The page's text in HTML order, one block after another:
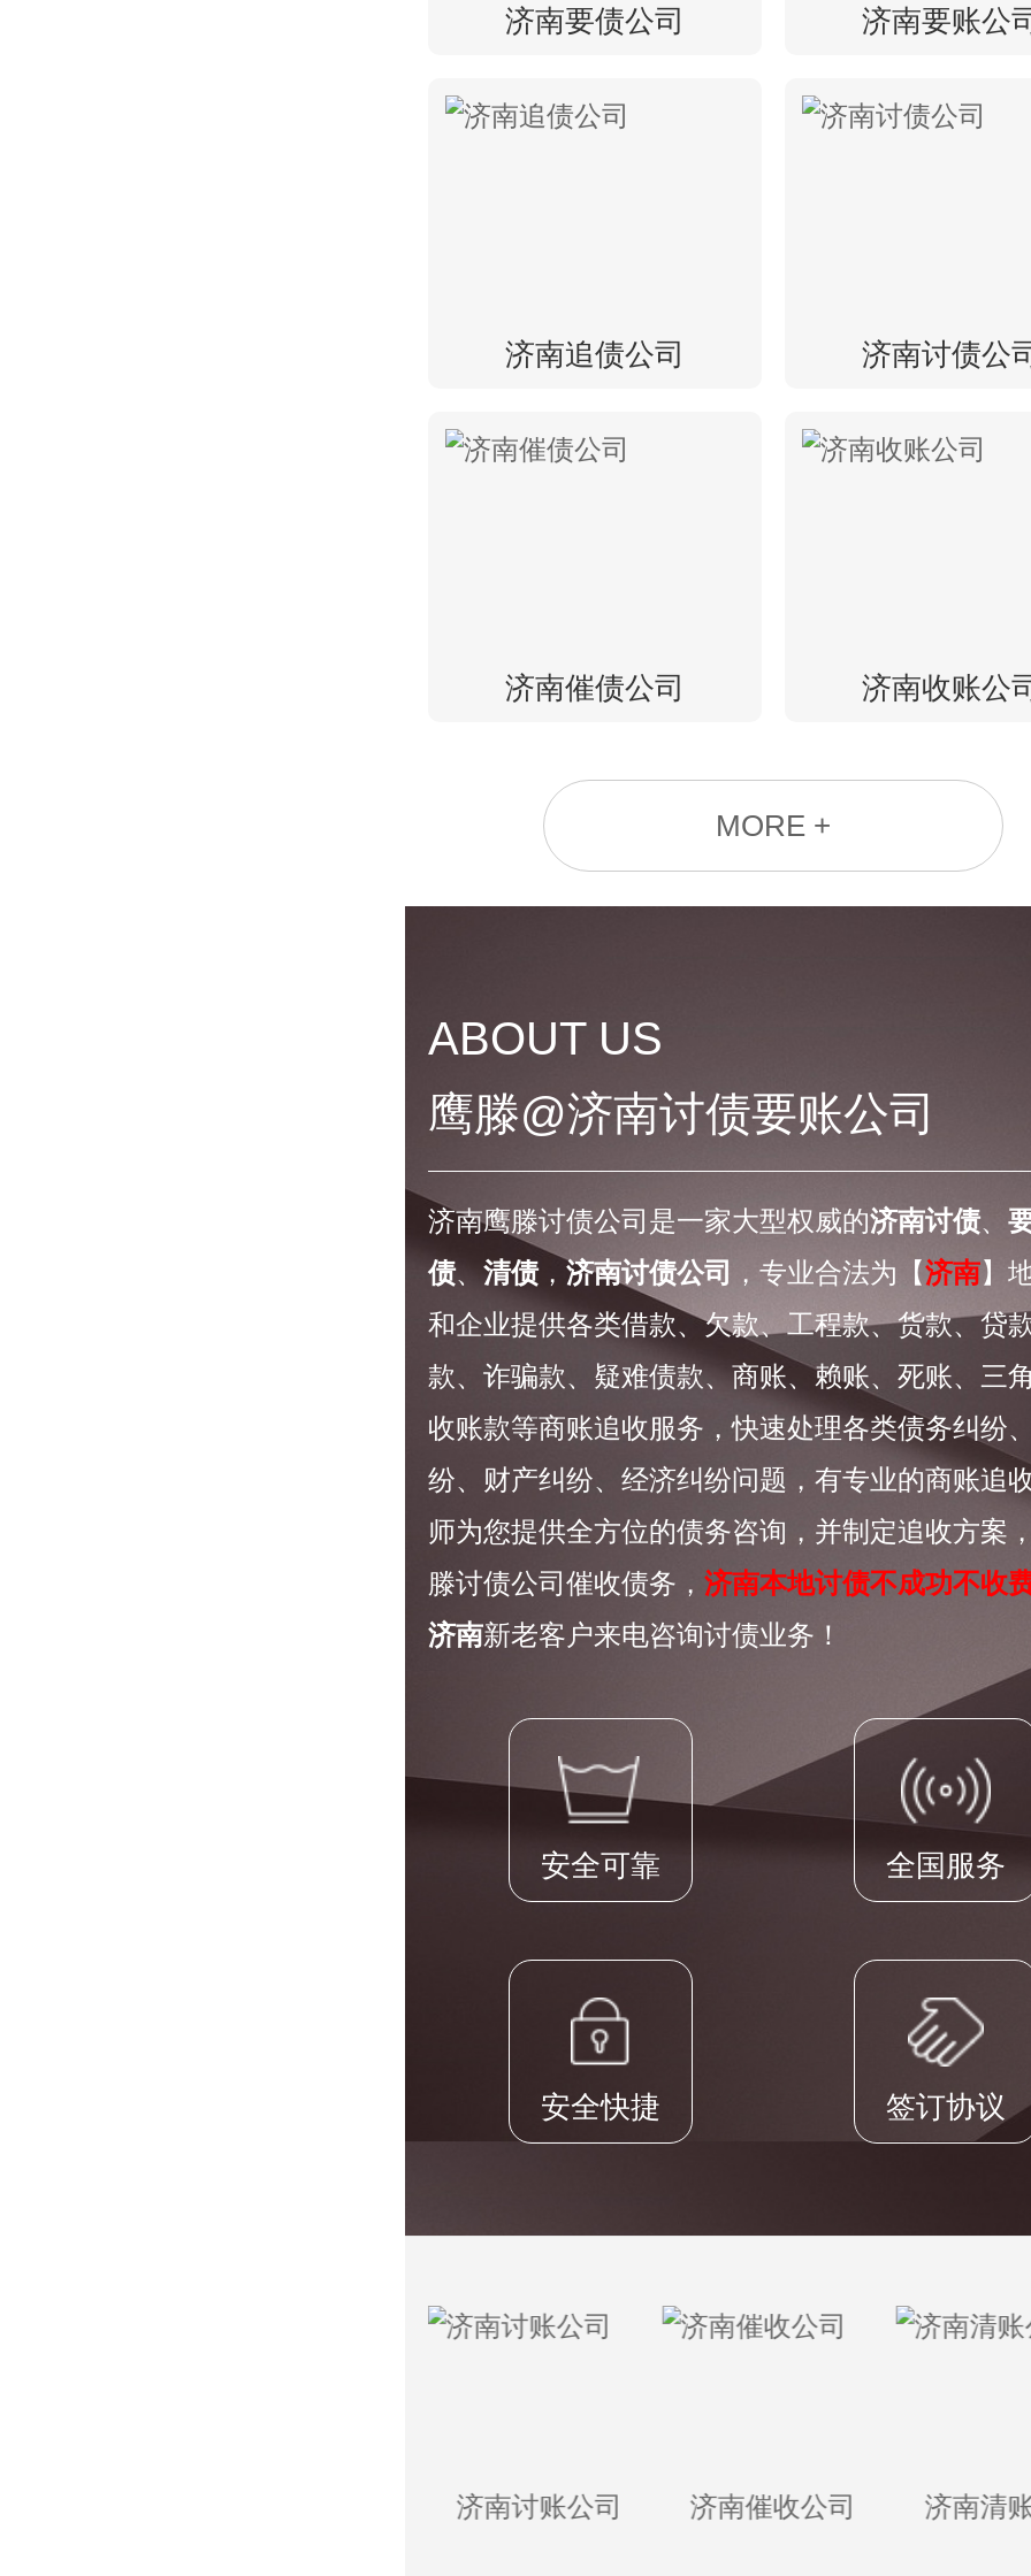
济南要债公司 济南要账公
济南追债公司 济南讨债公
济南催债公司 济南收账公
MORE +
ABOUT US
鹰滕@济南讨债要账公司
济南鹰滕讨债公司是一家大型权威的济南讨债、
债、 清债， 济南讨债公司 ，专业合法为【济南】
和企业提供各类借款、欠款、工程款、货款、贷
款、诈骗款、疑难债款、商账、赖账、死账、三
收账款等商账追收服务，快速处理各类债务纠纷
纷、财产纠纷、经济纠纷问题，有专业的商账追
师为您提供全方位的债务咨询，并制定追收方案
滕讨债公司催收债务， 济南本地讨债不成功不收
济南新老客户来电咨询讨债业务！
安全可靠 全国服务
安全快捷 签订协议
济南讨账公司 济南催收公司 济南清